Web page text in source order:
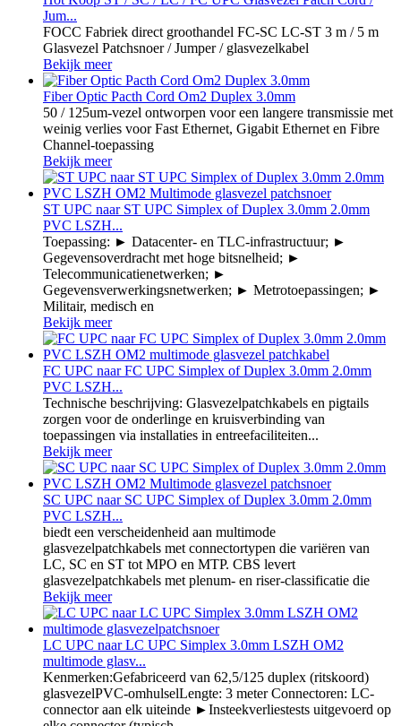
Jum...
FOCC Fabriek direct groothandel FC-SC LC-ST 3 m / 5 m
Glasvezel Patchsnoer / Jumper / glasvezelkabel
Bekijk meer
Fiber Optic Pacth Cord Om2 Duplex 3.0mm
50 / 125um-vezel ontworpen voor een langere transmissie met
weinig verlies voor Fast Ethernet, Gigabit Ethernet en Fibre
Channel-toepassing
Bekijk meer
ST UPC naar ST UPC Simplex of Duplex 3.0mm 2.0mm
PVC LSZH...
Toepassing: ► Datacenter- en TLC-infrastructuur; ►
Gegevensoverdracht met hoge bitsnelheid; ►
Telecommunicatienetwerken; ►
Gegevensverwerkingsnetwerken; ► Metrotoepassingen; ►
Militair, medisch en
Bekijk meer
FC UPC naar FC UPC Simplex of Duplex 3.0mm 2.0mm
PVC LSZH...
Technische beschrijving: Glasvezelpatchkabels en pigtails
zorgen voor de onderlinge en kruisverbinding van
toepassingen via installaties in entreefaciliteiten...
Bekijk meer
SC UPC naar SC UPC Simplex of Duplex 3.0mm 2.0mm
PVC LSZH...
biedt een verscheidenheid aan multimode
glasvezelpatchkabels met connectortypen die variëren van
LC, SC en ST tot MPO en MTP. CBS levert
glasvezelpatchkabels met plenum- en riser-classificatie die
Bekijk meer
LC UPC naar LC UPC Simplex 3.0mm LSZH OM2
multimode glasv...
Kenmerken:Gefabriceerd van 62,5/125 duplex (ritskoord)
glasvezelPVC-omhulselLengte: 3 meter Connectoren: LC-
connector aan elk uiteinde ►Insteekverliestests uitgevoerd op